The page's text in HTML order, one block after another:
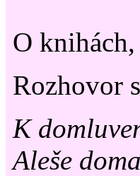
O
Rozhovor
K
Aleše